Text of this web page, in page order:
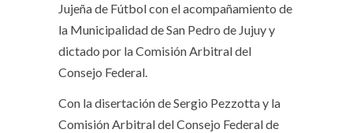
Jujeña de Fútbol con el acompañamiento de
la Municipalidad de San Pedro de Jujuy y
dictado por la Comisión Arbitral del
Consejo Federal.
Con la disertación de Sergio Pezzotta y la
Comisión Arbitral del Consejo Federal de